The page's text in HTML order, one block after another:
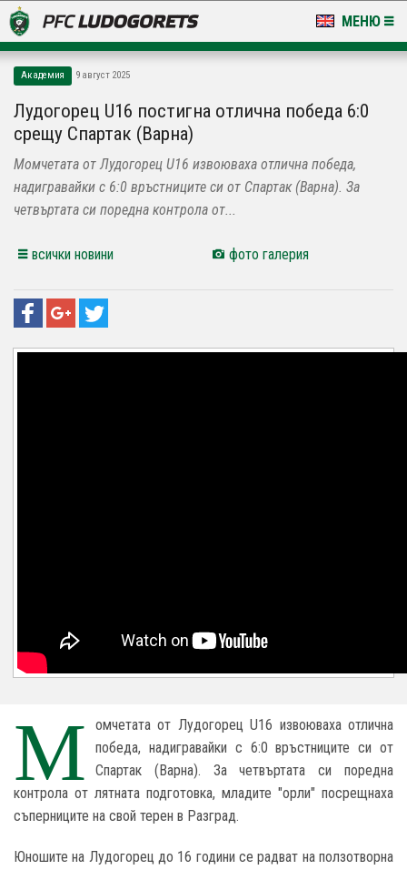
МЕНЮ
LUDOGORETS TV
НА ТЕРЕНА
СТАДИОН & БАЗИ
Академия 9 август 2025
Лудогорец U16 постигна отлична победа 6:0
срещу Спартак (Варна)
Момчетата от Лудогорец U16 извоюваха отлична победа,
надигравайки с 6:0 връстниците си от Спартак (Варна). За
четвъртата си поредна контрола от...
всички новини фото галерия
М
омчетата от Лудогорец U16 извоюваха отлична
победа, надигравайки с 6:0 връстниците си от
Спартак (Варна). За четвъртата си поредна
контрола от лятната подготовка, младите "орли" посрещнаха
съперниците на свой терен в Разград.
Юношите на Лудогорец до 16 години се радват на ползотворна